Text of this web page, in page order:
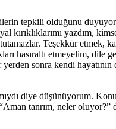
tepkili olduğunu
yazdım,
Teşekkür
hasıraltı etmeyelim,
sonra kendi
diye düşünüyorum.
tanrım, neler